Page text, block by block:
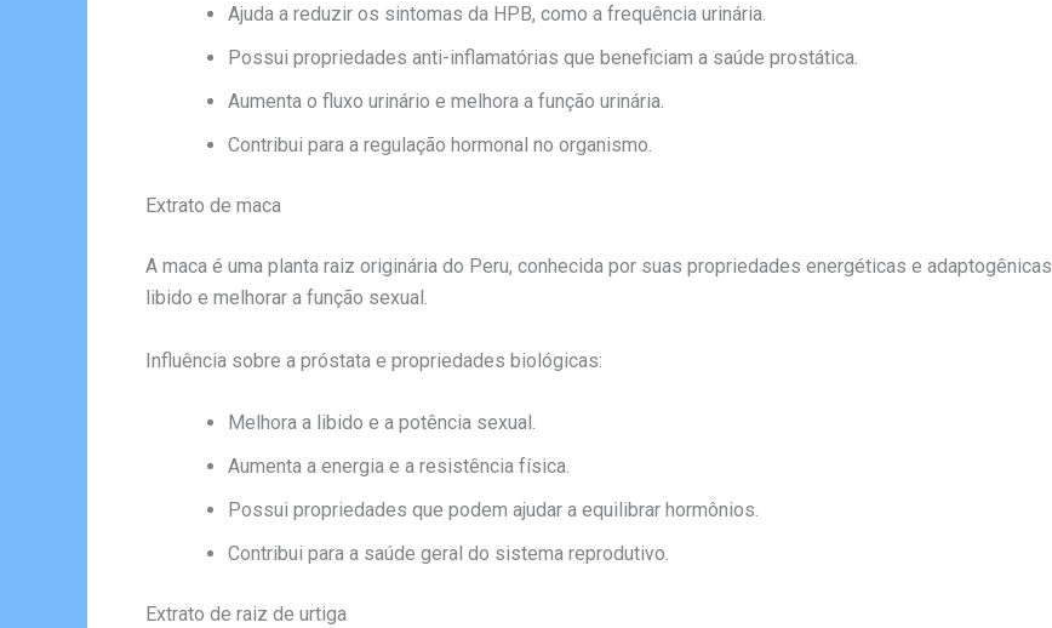
Ajuda a reduzir os sintomas da HPB, como a frequência urinária.
Possui propriedades anti-inflamatórias que beneficiam a saúde prostática.
Aumenta o fluxo urinário e melhora a função urinária.
Contribui para a regulação hormonal no organismo.
Extrato de maca
A maca é uma planta raiz originária do Peru, conhecida por suas propriedades energéticas e
libido e melhorar a função sexual.
Influência sobre a próstata e propriedades biológicas:
Melhora a libido e a potência sexual.
Aumenta a energia e a resistência física.
Possui propriedades que podem ajudar a equilibrar hormônios.
Contribui para a saúde geral do sistema reprodutivo.
Extrato de raiz de urtiga